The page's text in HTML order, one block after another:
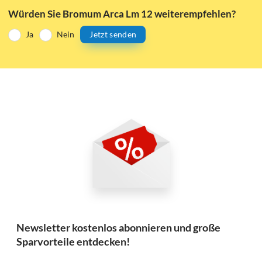
Würden Sie Bromum Arca Lm 12 weiterempfehlen?
Ja Nein Jetzt senden
Newsletter kostenlos abonnieren und große
Sparvorteile entdecken!